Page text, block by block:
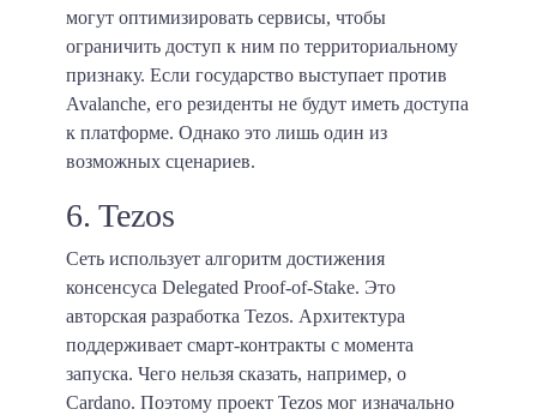
могут оптимизировать сервисы, чтобы
ограничить доступ к ним по территориальному
признаку. Если государство выступает против
Avalanche, его резиденты не будут иметь доступа
к платформе. Однако это лишь один из
возможных сценариев.
6. Tezos
Сеть использует алгоритм достижения
консенсуса Delegated Proof-of-Stake. Это
авторская разработка Tezos. Архитектура
поддерживает смарт-контракты с момента
запуска. Чего нельзя сказать, например, о
Cardano. Поэтому проект Tezos мог изначально